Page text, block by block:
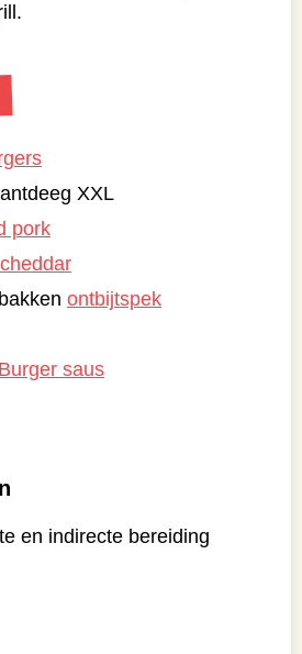
XXL
pork
ontbijtspek
saus
en indirecte bereiding